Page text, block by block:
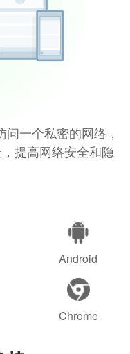
一个私密的网络，
提高网络安全和隐
Android
Chrome